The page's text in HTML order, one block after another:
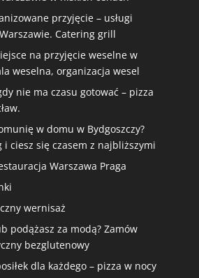
przyjęcie – usługi
Catering grill
na przyjęcie weselne w
weselna, organizacja wesel
nie ma czasu gotować – pizza
w domu w Bydgoszczy?
i ciesz się czasem z najbliższymi
Warszawa Praga
wernisaż
podążasz za modą? Zamów
bezglutenowy
dla każdego – pizza w nocy